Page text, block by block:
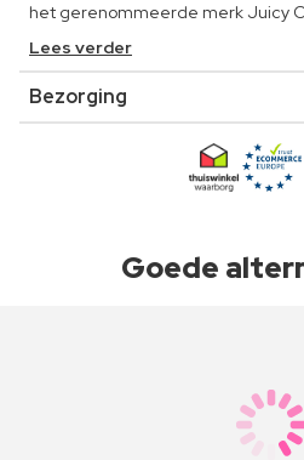
het gerenommeerde merk Juicy
Lees verder
Bezorging
Goede